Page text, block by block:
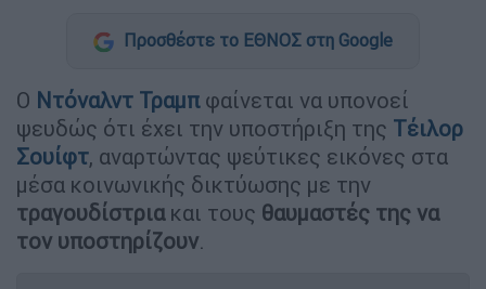
Προσθέστε το ΕΘΝΟΣ στη Google
Ο Ντόναλντ Τραμπφαίνεται να υπονοεί
ψευδώς ότι έχει την υποστήριξη της Τέιλορ
Σουίφτ, αναρτώντας ψεύτικες εικόνες στα
μέσα κοινωνικής δικτύωσης με την
τραγουδίστριακαι τους θαυμαστές της να
τον υποστηρίζουν.